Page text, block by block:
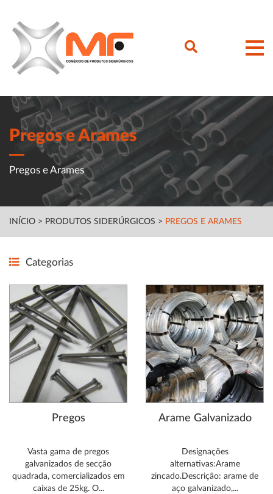
Pregos e Arames
Pregos e Arames
INÍCIO > PRODUTOS SIDERÚRGICOS > PREGOS E ARAMES
Categorias
Pregos
Vasta gama de pregos
galvanizados de secção
quadrada, comercializados em
caixas de 25kg. O...
Arame Galvanizado
Designações
alternativas:Arame
zincado.Descrição: arame de
aço galvanizado,...